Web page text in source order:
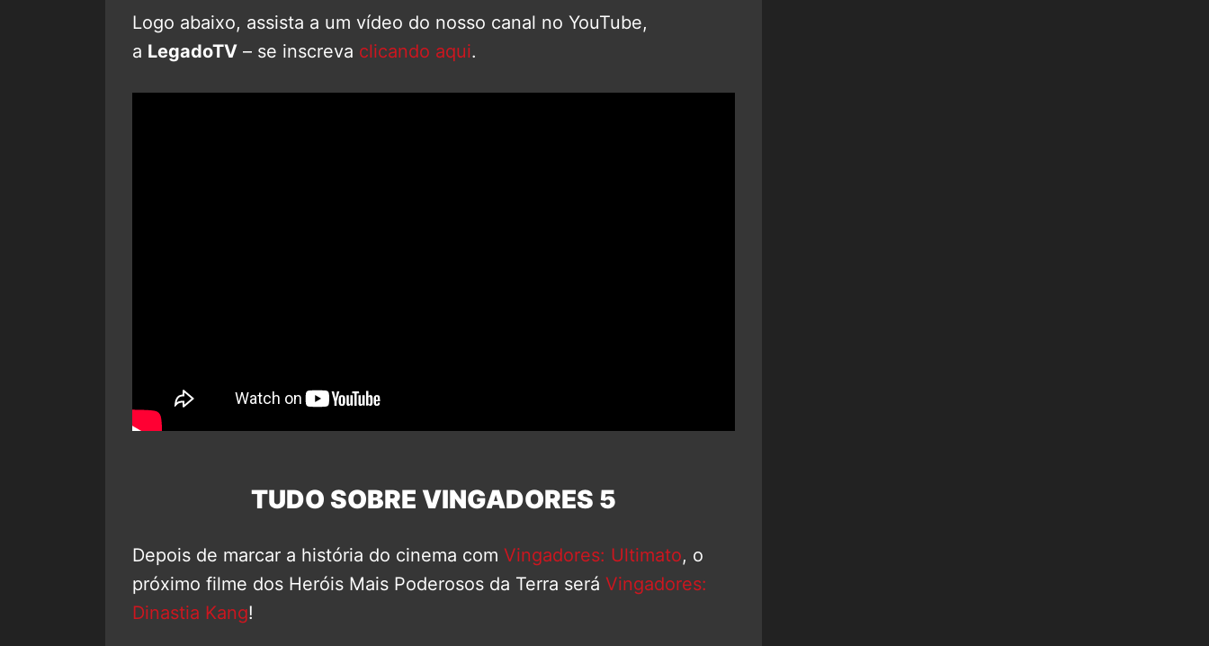
Logo abaixo, assista a um vídeo do nosso canal no YouTube,
a LegadoTV – se inscreva clicando aqui.
TUDO SOBRE VINGADORES 5
Depois de marcar a história do cinema com Vingadores: Ultimato, o
próximo filme dos Heróis Mais Poderosos da Terra será Vingadores:
Dinastia Kang!